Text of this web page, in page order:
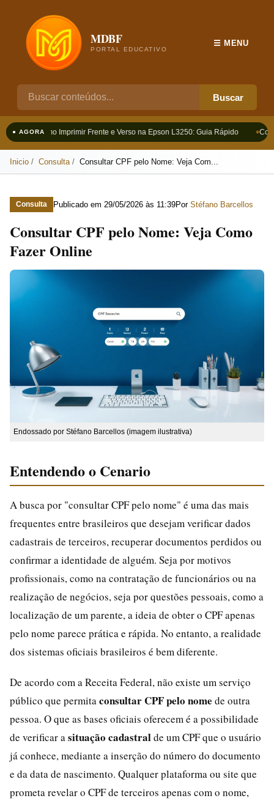
MDBF
PORTAL EDUCATIVO
Buscar
☰ MENU
● AGORAComo Imprimir Frente e Verso na Epson L3250: Guia Rápido
Inicio Consulta Consultar CPF pelo Nome: Veja Com...
Consulta Publicado em 29/05/2026 às 11:39Por Stéfano Barcellos
Consultar CPF pelo Nome: Veja Como
Fazer Online
Endossado por Stéfano Barcellos (imagem ilustrativa)
Entendendo o Cenario
A busca por "consultar CPF pelo nome" é uma das mais
frequentes entre brasileiros que desejam verificar dados
cadastrais de terceiros, recuperar documentos perdidos ou
confirmar a identidade de alguém. Seja por motivos
profissionais, como na contratação de funcionários ou na
realização de negócios, seja por questões pessoais, como a
localização de um parente, a ideia de obter o CPF apenas
pelo nome parece prática e rápida. No entanto, a realidade
dos sistemas oficiais brasileiros é bem diferente.
De acordo com a Receita Federal, não existe um serviço
público que permita consultar CPF pelo nome de outra
pessoa. O que as bases oficiais oferecem é a possibilidade
de verificar a situação cadastralde um CPF que o usuário
já conhece, mediante a inserção do número do documento
e da data de nascimento. Qualquer plataforma ou site que
prometa revelar o CPF de terceiros apenas com o nome,